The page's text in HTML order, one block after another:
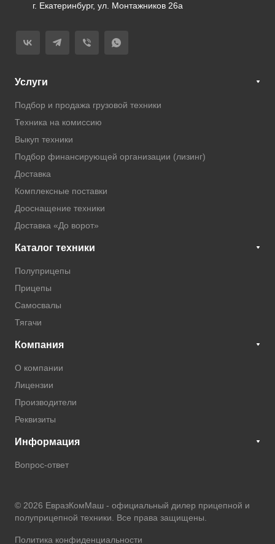
г. Екатеринбург, ул. Монтажников 26а
Услуги
Подбор и продажа грузовой техники
Техника на комиссию
Выкуп техники
Подбор финансирующей организации (лизинг)
Доставка
Комплексные поставки
Дооснащение техники
Доставка «До ворот»
Каталог техники
Полуприцепы
Прицепы
Самосвалы
Тягачи
Компания
О компании
Лицензии
Производители
Реквизиты
Информация
Вопрос-ответ
© 2026 ЕвразКомМаш - официальный дилер прицепной и
полуприцепной техники . Все права защищены.
Политика конфиденциальности